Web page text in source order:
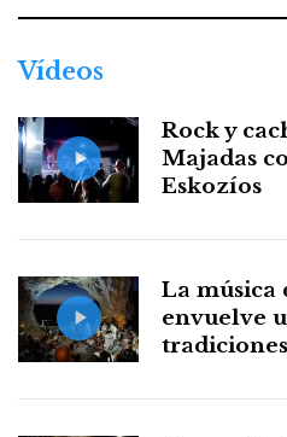
Vídeos
Rock y
Majadas
Eskozíos
La música
envuelve